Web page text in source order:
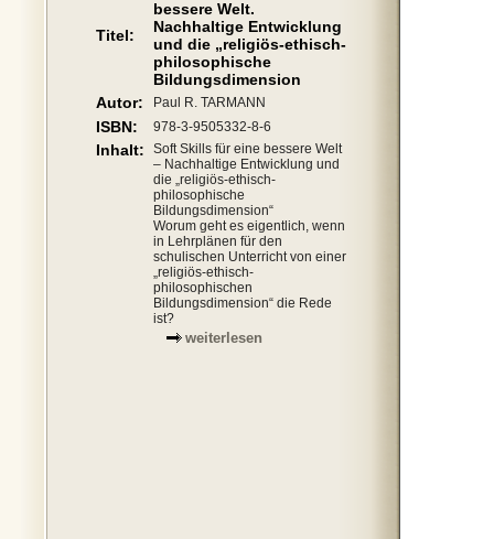
Titel:
bessere Welt.
Nachhaltige Entwicklung
und die „religiös-ethisch-
philosophische
Bildungsdimension
Autor:
Paul R. TARMANN
ISBN: 978-3-9505332-8-6
Inhalt:
Soft Skills für eine bessere Welt
– Nachhaltige Entwicklung und
die „religiös-ethisch-
philosophische
Bildungsdimension“
Worum geht es eigentlich, wenn
in Lehrplänen für den
schulischen Unterricht von einer
„religiös-ethisch-
philosophischen
Bildungsdimension“ die Rede
ist?
weiterlesen